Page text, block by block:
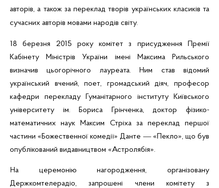
авторів, а також за переклад творів українських класиків та
сучасних авторів мовами народів світу.
18 березня 2015 року комітет з присудження Премії
Кабінету Міністрів України імені Максима Рильського
визначив цьогорічного лауреата. Ним став відомий
український вчений, поет, громадський діяч, професор
кафедри перекладу Гуманітарного інституту Київського
університету ім. Бориса Грінченка, доктор фізико-
математичних наук Максим Стріха за переклад першої
частини «Божественної комедії» Данте ― «Пекло», що був
опублікований видавництвом «Астролябія».
На церемонію нагородження, організовану
Держкомтелерадіо, запрошені члени комітету з